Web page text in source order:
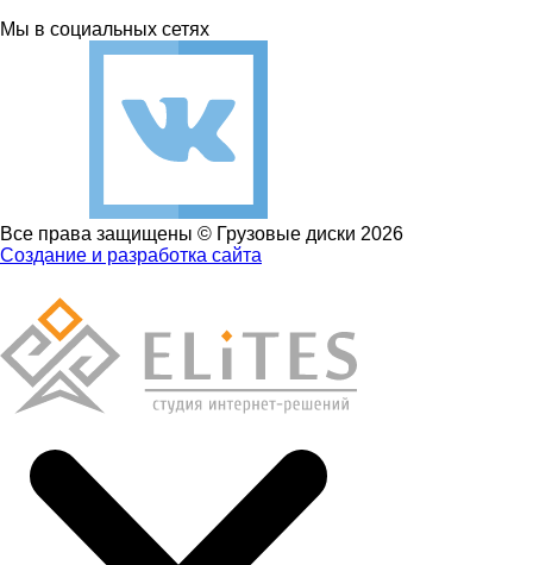
Мы в социальных сетях
Все права защищены © Грузовые диски 2026
Создание и разработка сайта